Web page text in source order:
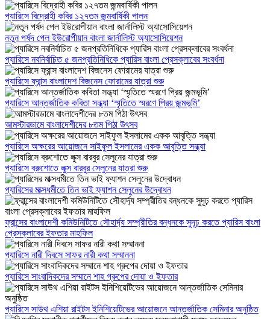
প্যারিসে বিদ্রোহী কবির ১২৭তম জন্মবার্ষিকী পালন
নতুন পর্ষদ পেল ইউরোপীয়ান বাংলা জার্নালিস্ট অ্যাসোসিয়েশন
প্যারিসে নবনির্বাচিত ৫ জনপ্রতিনিধিকে প্যারিস বাংলা প্রেসক্লাবের সংবর্ধনা
প্যারিসে ফ্রান্স বাংলাদেশ বিজনেস ফোরামের যাত্রা শুরু
প্যারিসে আন্তর্জাতিক কবিতা সন্ধ্যা ‘স্মৃতিতে স্মরণে প্রিয় জন্মভূমি’
আমস্টারডামে বাংলাদেশীদের ৮তম পিঠা উৎসব
প্যারিসে অক্ষরের আয়োজনে সাইফুল ইসলামের একক আবৃত্তি সন্ধ্যা
প্যারিসে ব্রুশোতে লুক্স বারবুর সেলুনের যাত্রা শুরু
প্যারিসের মাক্সধমীতে তিন ভাই ফ্যাশন সেলুনের উদ্বোধন
ফ্রান্সের বাংলাদেশী কমিউনিটিতে সৌহার্দ্য সম্প্রীতির বন্ধনকে সুদূঢ় করতে প্যারিস বাংলা
প্রেসক্লাবের ইফতার মাহফিল
প্যারিসে নারী দিবসে সাফর নারী কথা সম্মাননা
প্যারিসে সাংবাদিকদের সম্মানে শাহ গ্রুপের দোয়া ও ইফতার
প্যারিসে সাউথ এশিয়া রাইটস ইনিশিয়েটিভের আয়োজনে আন্তর্জাতিক সেমিনার অনুষ্ঠিত